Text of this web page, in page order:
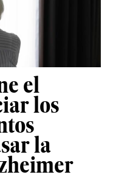
el
los
la